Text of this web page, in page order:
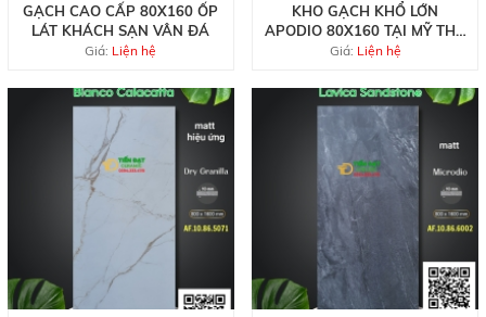
GẠCH CAO CẤP 80X160 ỐP
LÁT KHÁCH SẠN VÂN ĐÁ
Giá: Liện hệ
KHO GẠCH KHỔ LỚN
APODIO 80X160 TẠI MỸ THO
TIỀN GIANG
Giá: Liện hệ